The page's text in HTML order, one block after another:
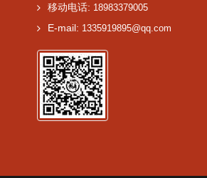
移动电话: 18983379005
E-mail: 1335919895@qq.com